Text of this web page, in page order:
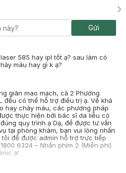
Gửi
585 hay ipl tốt ạ? sau làm có
máu hay gì k ạ?
giãn mao mạch, cả 2 Phương
đều có thể hỗ trợ điều trị ạ. Về khả
hay chảy máu, các phương pháp
thực hiện bởi bác sĩ da liễu có
quy trình ạ Dạ, để được tư vấn
tại phòng khám, bạn vui lòng nhấn
để được admin hỗ trợ trực tiếp
6324 – Nhấn phím 2 (Miễn phí)
ạ!